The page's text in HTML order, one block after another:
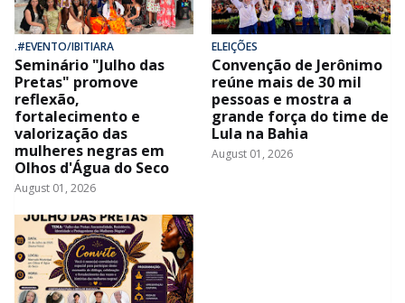
.#EVENTO/IBITIARA
Seminário "Julho das
Pretas" promove
reflexão,
fortalecimento e
valorização das
mulheres negras em
Olhos d'Água do Seco
August 01, 2026
ELEIÇÕES
Convenção de Jerônimo
reúne mais de 30 mil
pessoas e mostra a
grande força do time de
Lula na Bahia
August 01, 2026